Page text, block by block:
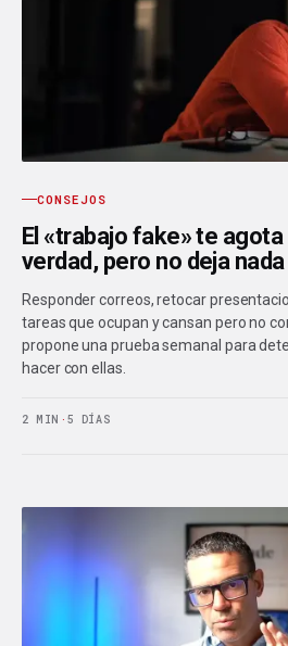
CONSEJOS
El «trabajo fake» te agota
verdad, pero no deja nada
Responder correos, retocar
tareas que ocupan y cansan pero no
propone una prueba semanal para
hacer con ellas.
2 MIN · 5 DÍAS